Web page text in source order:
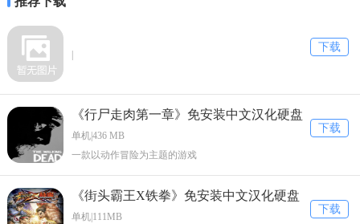
下载
下载
《行尸走肉第一章》免安装中文汉化硬盘
版下载
单机|436 MB
一款以动作冒险为主题的游戏
下载
《街头霸王X铁拳》免安装中文汉化硬盘
版下载
单机|111MB